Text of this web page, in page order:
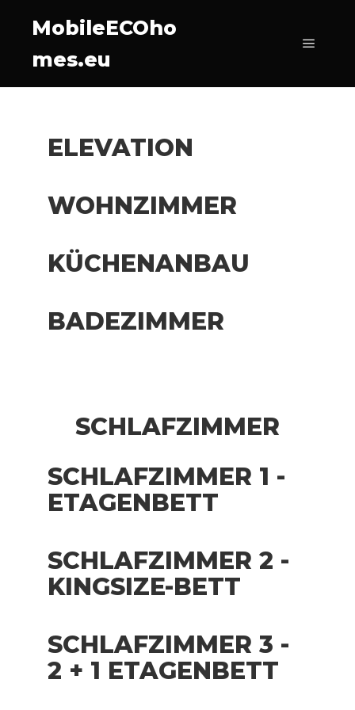
MobileECOho
mes.eu
ELEVATION
WOHNZIMMER
KÜCHENANBAU
BADEZIMMER
SCHLAFZIMMER
SCHLAFZIMMER 1 -
ETAGENBETT
SCHLAFZIMMER 2 -
KINGSIZE-BETT
SCHLAFZIMMER 3 -
2 + 1 ETAGENBETT